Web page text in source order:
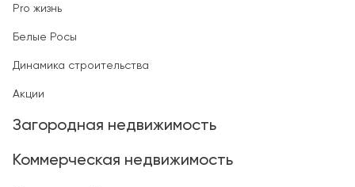
Pro жизнь
Белые Росы
Динамика строительства
Акции
Загородная недвижимость
Коммерческая недвижимость